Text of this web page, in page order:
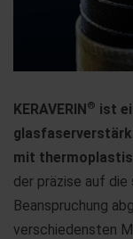
KERAVERIN® ist
mit
der präzise auf
Beanspruchung
verschiedensten